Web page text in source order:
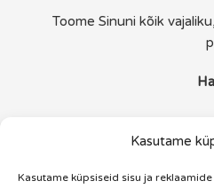
Kasutame
Kasutame küpsiseid sisu ja
Toome Sinuni kõik